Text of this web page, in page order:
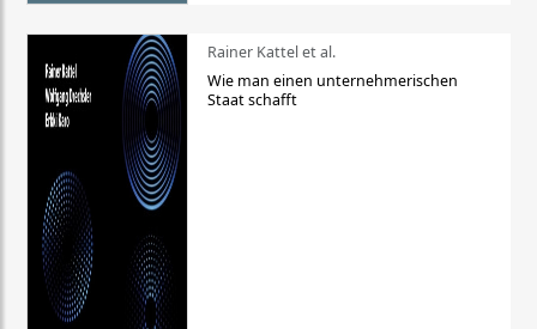
Rainer Kattel et al.
Wie man einen unternehmerischen
Staat schafft